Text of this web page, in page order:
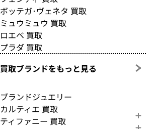
ボッテガ･ヴェネタ 買取
ミュウミュウ 買取
ロエベ 買取
プラダ 買取
買取ブランドをもっと見る
ブランドジュエリー
カルティエ 買取
ティファニー 買取